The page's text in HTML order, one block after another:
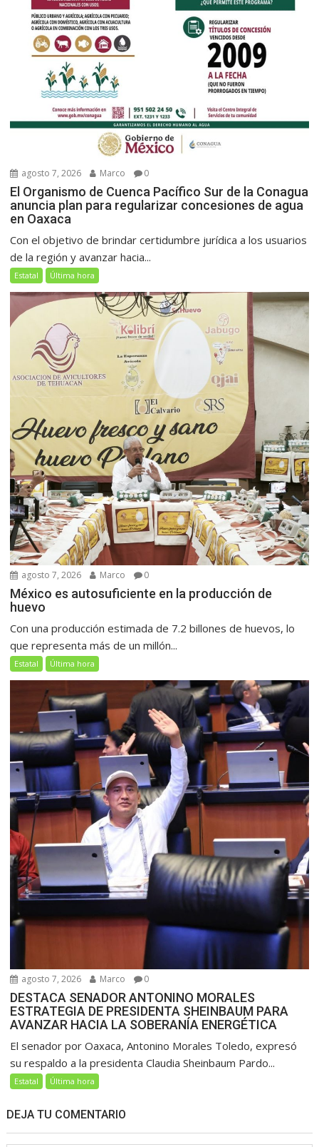
agosto 7, 2026 Marco 0
El Organismo de Cuenca Pacífico Sur de la Conagua
anuncia plan para regularizar concesiones de agua
en Oaxaca
Con el objetivo de brindar certidumbre jurídica a los usuarios
de la región y avanzar hacia...
Estatal Última hora
agosto 7, 2026 Marco 0
México es autosuficiente en la producción de
huevo
Con una producción estimada de 7.2 billones de huevos, lo
que representa más de un millón...
Estatal Última hora
agosto 7, 2026 Marco 0
DESTACA SENADOR ANTONINO MORALES
ESTRATEGIA DE PRESIDENTA SHEINBAUM PARA
AVANZAR HACIA LA SOBERANÍA ENERGÉTICA
El senador por Oaxaca, Antonino Morales Toledo, expresó
su respaldo a la presidenta Claudia Sheinbaum Pardo...
Estatal Última hora
DEJA TU COMENTARIO